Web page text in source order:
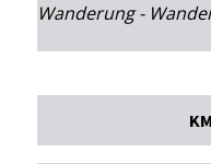
Wanderung -